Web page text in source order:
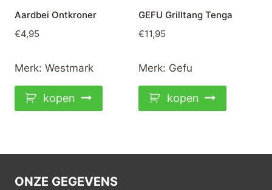
Aardbei Ontkroner
€4,95
Merk: Westmark
kopen
GEFU Grilltang Tenga
€11,95
Merk: Gefu
kopen
ONZE GEGEVENS